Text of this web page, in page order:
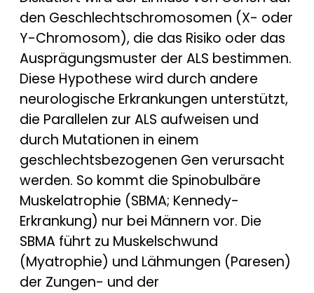
den Geschlechtschromosomen (X- oder
Y-Chromosom), die das Risiko oder das
Ausprägungsmuster der ALS bestimmen.
Diese Hypothese wird durch andere
neurologische Erkrankungen unterstützt,
die Parallelen zur ALS aufweisen und
durch Mutationen in einem
geschlechtsbezogenen Gen verursacht
werden. So kommt die Spinobulbäre
Muskelatrophie (SBMA; Kennedy-
Erkrankung) nur bei Männern vor. Die
SBMA führt zu Muskelschwund
(Myatrophie) und Lähmungen (Paresen)
der Zungen- und der